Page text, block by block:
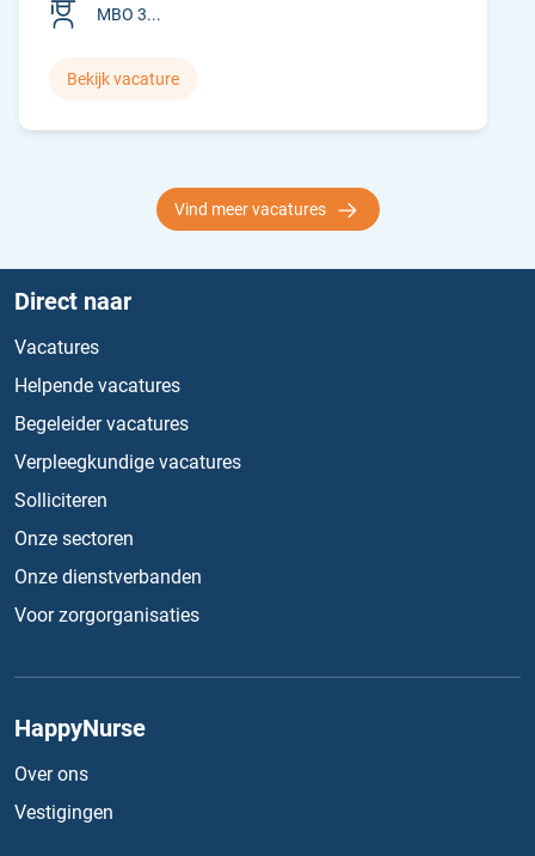
MBO 3...
Bekijk vacature
Vind meer vacatures
Direct naar
Vacatures
Helpende vacatures
Begeleider vacatures
Verpleegkundige vacatures
Solliciteren
Onze sectoren
Onze dienstverbanden
Voor zorgorganisaties
HappyNurse
Over ons
Vestigingen